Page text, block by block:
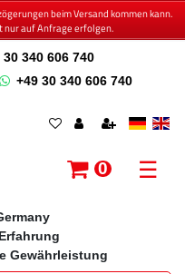
beim Versand kommen kann.
nur auf Anfrage erfolgen.
340 606 740
+49 30 340 606 740
Gewährleistung
0 ☰